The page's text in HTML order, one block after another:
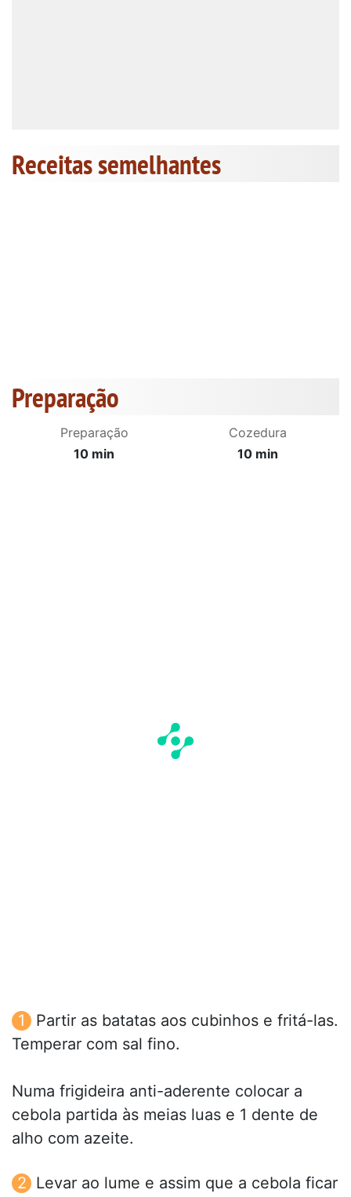
Receitas semelhantes
Preparação
Preparação
10 min
Cozedura
10 min
Partir as batatas aos cubinhos e fritá-las.
Temperar com sal fino.
Numa frigideira anti-aderente colocar a
cebola partida às meias luas e 1 dente de
alho com azeite.
Levar ao lume e assim que a cebola ficar